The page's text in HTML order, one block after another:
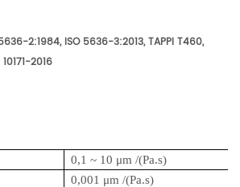
2:1984, ISO 5636-3:2013, TAPPI T460,
2016
0,1 ~ 10 μm /(Pa.s)
0,001 μm /(Pa.s)